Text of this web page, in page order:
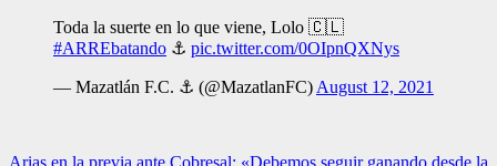
Toda la suerte en lo que viene, Lolo 🇨🇱
#ARREbatando ⚓️ pic.twitter.com/0OIpnQXNys
— Mazatlán F.C. ⚓️ (@MazatlanFC) August 12, 2021
Arias en la previa ante Cobresal: «Debemos seguir ganando desde la